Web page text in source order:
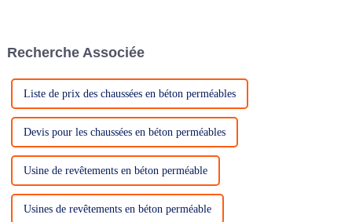
Recherche Associée
Liste de prix des chaussées en béton perméables
Devis pour les chaussées en béton perméables
Usine de revêtements en béton perméable
Usines de revêtements en béton perméable